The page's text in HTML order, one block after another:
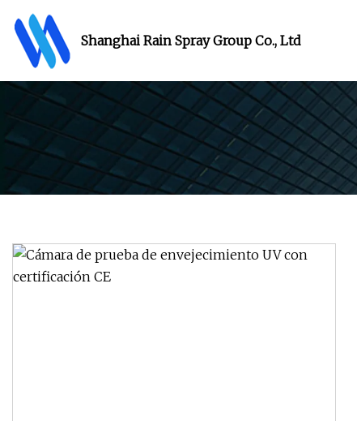
Shanghai Rain Spray Group Co., Ltd